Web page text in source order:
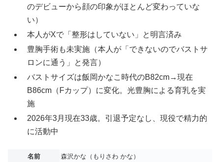
のデビューから顔の印象がほとんど変わっていな
い）
本人がXで「整形はしていない」と明言済み
豊胸手術も未実施（本人が「できないのでバストサ
ロンに通う」と発言）
バストサイズは飯岡かなこ時代のB82cm→現在
B86cm（Fカップ）に変化。光豊胸による育乳を実
施
2026年3月現在33歳。引退予定なし、現役で精力的
に活動中
名前
森沢かな（もりさわ かな）